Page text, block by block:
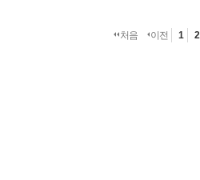
처음 이전 1 2